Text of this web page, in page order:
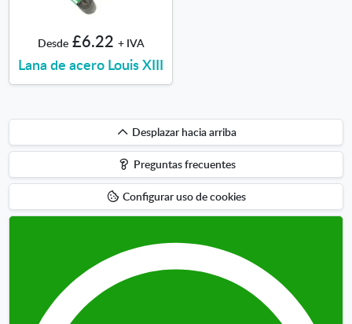
Desde £6.22 + IVA
Lana de acero Louis XIII
Desplazar
hacia
arriba
Desplazar hacia arriba
Preguntas frecuentes
Configurar uso de cookies